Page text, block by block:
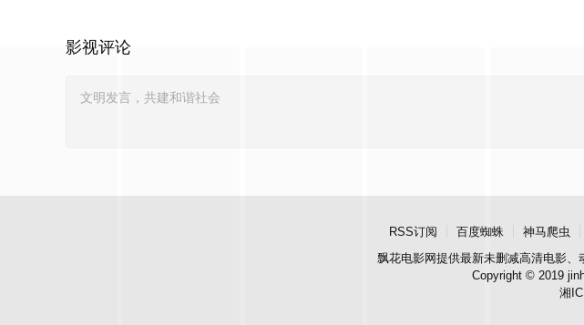
影视评论
RSS订阅 百度蜘蛛 神马爬虫
飘花电影网提供最新未删减高清电影
Copyright © 2019
湘